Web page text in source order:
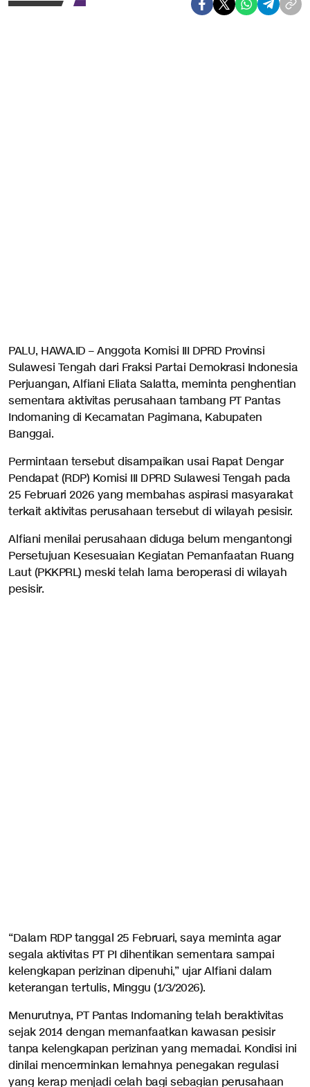
PALU, HAWA.ID – Anggota Komisi III DPRD Provinsi
Sulawesi Tengah dari Fraksi Partai Demokrasi Indonesia
Perjuangan, Alfiani Eliata Salatta, meminta penghentian
sementara aktivitas perusahaan tambang PT Pantas
Indomaning di Kecamatan Pagimana, Kabupaten
Banggai.
Permintaan tersebut disampaikan usai Rapat Dengar
Pendapat (RDP) Komisi III DPRD Sulawesi Tengah pada
25 Februari 2026 yang membahas aspirasi masyarakat
terkait aktivitas perusahaan tersebut di wilayah pesisir.
Alfiani menilai perusahaan diduga belum mengantongi
Persetujuan Kesesuaian Kegiatan Pemanfaatan Ruang
Laut (PKKPRL) meski telah lama beroperasi di wilayah
pesisir.
“Dalam RDP tanggal 25 Februari, saya meminta agar
segala aktivitas PT PI dihentikan sementara sampai
kelengkapan perizinan dipenuhi,” ujar Alfiani dalam
keterangan tertulis, Minggu (1/3/2026).
Menurutnya, PT Pantas Indomaning telah beraktivitas
sejak 2014 dengan memanfaatkan kawasan pesisir
tanpa kelengkapan perizinan yang memadai. Kondisi ini
dinilai mencerminkan lemahnya penegakan regulasi
yang kerap menjadi celah bagi sebagian perusahaan